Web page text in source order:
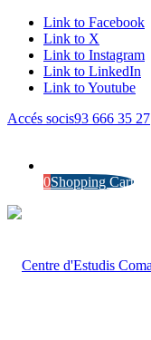
Link to Facebook
Link to X
Link to Instagram
Link to LinkedIn
Link to Youtube
Accés socis93 666 35 27
0Shopping Cart